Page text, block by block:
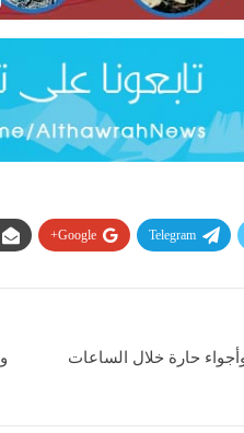
Telegram
Google+
حارة خلال الساعات